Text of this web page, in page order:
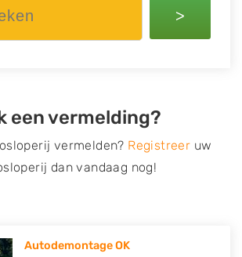
>
een vermelding?
vermelden? Registreer uw
dan vandaag nog!
Autodemontage OK